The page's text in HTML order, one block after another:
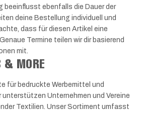
beeinflusst ebenfalls die Dauer der
deine Bestellung individuell und
dass für diesen Artikel eine
Termine teilen wir dir basierend
mit.
& MORE
für bedruckte Werbemittel und
unterstützen Unternehmen und Vereine
Textilien. Unser Sortiment umfasst